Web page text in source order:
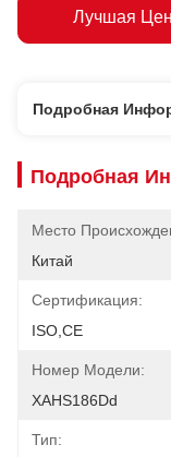
Лучшая
Подробная
Подробная
Место
Китай
Сертификация:
ISO,CE
Номер Модели:
XAHS186Dd
Тип: